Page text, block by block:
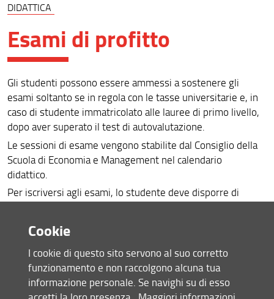
DIDATTICA
Esami di profitto
Gli studenti possono essere ammessi a sostenere gli
esami soltanto se in regola con le tasse universitarie e, in
caso di studente immatricolato alle lauree di primo livello,
dopo aver superato il test di autovalutazione.
Le sessioni di esame vengono stabilite dal Consiglio della
Scuola di Economia e Management nel calendario
didattico.
Per iscriversi agli esami, lo studente deve disporre di
li avesse smarriti, dovrà farne richiesta alla segreteria
studenti.
Prenotazione esami - per studenti
Guida sintetica prenotazione esami
Presentazione
Assicurazione della qualità
Organizzazione
Regolamenti
Didattica
Per iscriversi
Per laurearsi
Modulistica
Segnalazioni e reclami
Associazione Villa Favard
Cookie
I cookie di questo sito servono al suo corretto
funzionamento e non raccolgono alcuna tua
informazione personale. Se navighi su di esso